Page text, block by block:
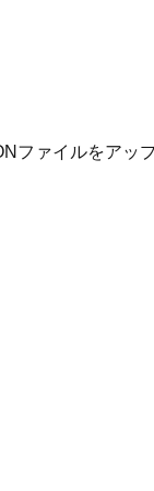
ファイルをアッ